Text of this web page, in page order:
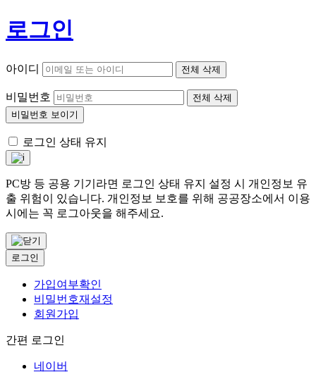
로그인
아이디 전체 삭제
비밀번호
전체 삭제
비밀번호 보이기
로그인 상태 유지
PC방 등 공용 기기라면 로그인 상태 유지 설정 시 개인정보 유
출 위험이 있습니다. 개인정보 보호를 위해 공공장소에서 이용
시에는 꼭 로그아웃을 해주세요.
로그인
가입여부확인
비밀번호재설정
회원가입
간편 로그인
네이버